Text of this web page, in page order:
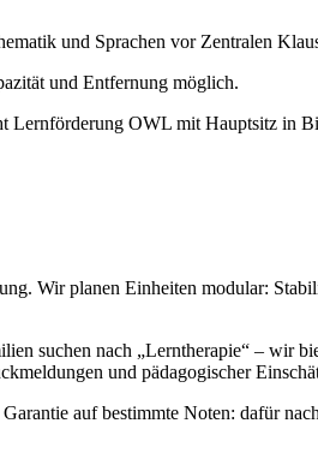
und Sprachen vor Zentralen
und Entfernung möglich.
Lernförderung OWL mit Hauptsitz in
Wir planen Einheiten modular:
suchen nach „Lerntherapie“ – wir
und pädagogischer
auf bestimmte Noten: dafür